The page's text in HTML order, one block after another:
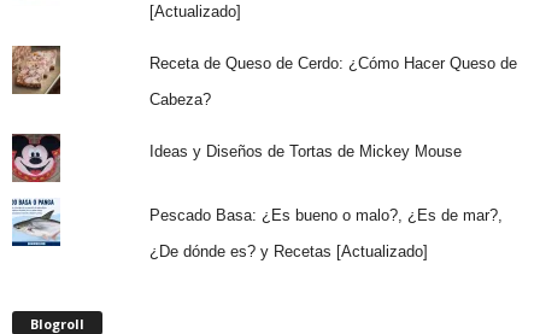
[Actualizado]
Receta de Queso de Cerdo: ¿Cómo Hacer Queso de
Cabeza?
Ideas y Diseños de Tortas de Mickey Mouse
Pescado Basa: ¿Es bueno o malo?, ¿Es de mar?,
¿De dónde es? y Recetas [Actualizado]
Blogroll